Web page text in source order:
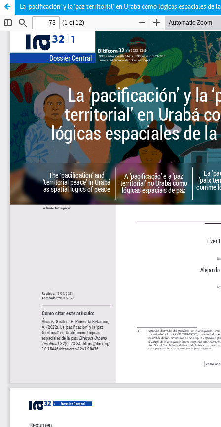
La ‘pacificación’ y la ‘paz territorial’ en Urabá como lógicas espaciales de